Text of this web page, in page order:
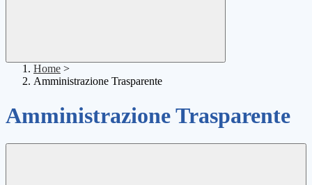
Home >
Amministrazione Trasparente
Amministrazione Trasparente